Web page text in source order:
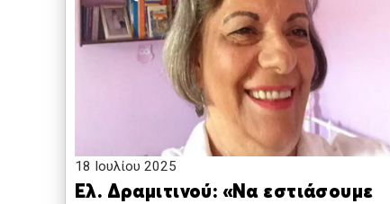
18 Ιουλίου 2025
Ελ. Δραμιτινού: «Να εστιάσουμε